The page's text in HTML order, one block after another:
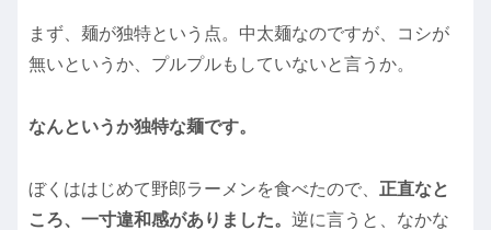
まず、麺が独特という点。中太麺なのですが、コシが
無いというか、プルプルもしていないと言うか。
なんというか独特な麺です。
ぼくははじめて野郎ラーメンを食べたので、 正直なと
ころ、一寸違和感がありました。 逆に言うと、なかな